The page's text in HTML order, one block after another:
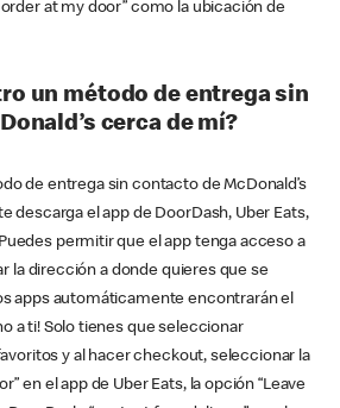
at my door” como la ubicación de
un método de entrega sin
cerca de mí?
de entrega sin contacto de McDonald’s
descarga el app de DoorDash, Uber Eats,
permitir que el app tenga acceso a
la dirección a donde quieres que se
apps automáticamente encontrarán el
a ti! Solo tienes que seleccionar
y al hacer checkout, seleccionar la
en el app de Uber Eats, la opción “Leave